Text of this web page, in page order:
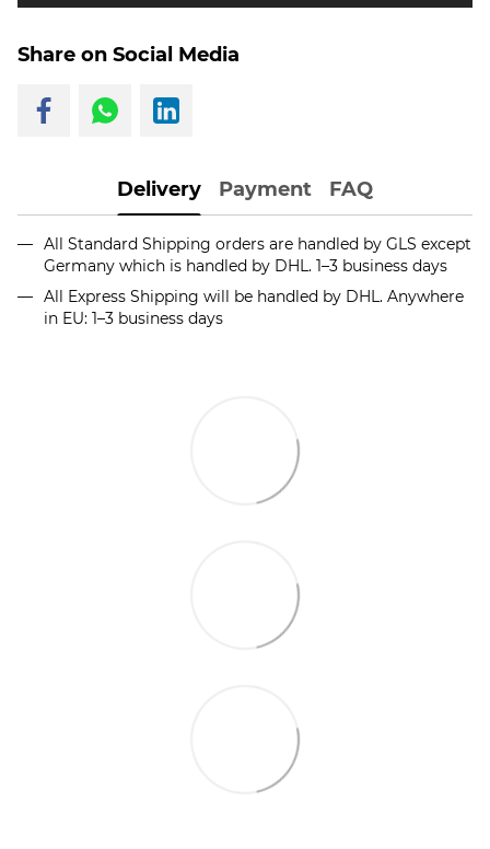
Share on Social Media
Delivery Payment FAQ
All Standard Shipping orders are handled by GLS except
Germany which is handled by DHL. 1–3 business days
All Express Shipping will be handled by DHL. Anywhere
in EU: 1–3 business days